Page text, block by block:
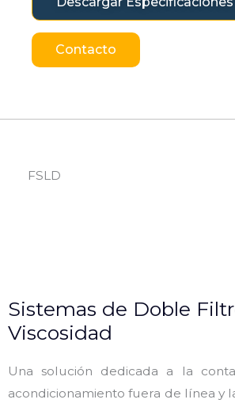
Contacto
FSLD
Sistemas de Doble
Viscosidad
Una solución dedicada a la
acondicionamiento fuera de línea y